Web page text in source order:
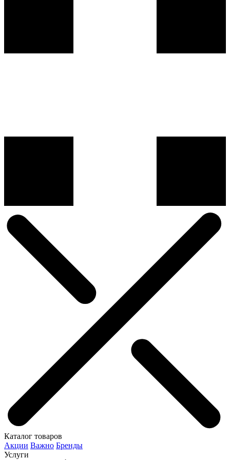
Каталог товаров
Акции Важно Бренды
Услуги